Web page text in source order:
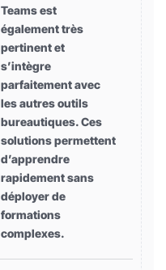
Teams est
également très
pertinent et
s’intègre
parfaitement avec
les autres outils
bureautiques. Ces
solutions permettent
d’apprendre
rapidement sans
déployer de
formations
complexes.